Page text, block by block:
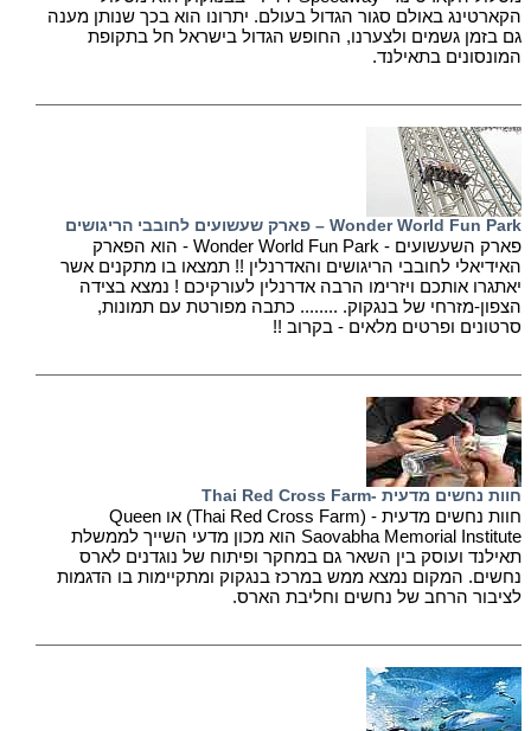
הקארטינג באולם סגור הגדול בעולם. יתרונו הוא בכך שנותן מענה
גם בזמן גשמים ולצערנו, החופש הגדול בישראל חל בתקופת
המונסונים בתאילנד.
Wonder World Fun Park – פארק שעשועים לחובבי הריגושים
פארק השעשועים - Wonder World Fun Park - הוא הפארק
האידיאלי לחובבי הריגושים והאדרנלין !! תמצאו בו מתקנים אשר
יאתגרו אותכם ויזרימו הרבה אדרנלין לעורקיכם ! נמצא בצידה
הצפון-מזרחי של בנגקוק. ........ כתבה מפורטת עם תמונות,
סרטונים ופרטים מלאים - בקרוב !!
חוות נחשים מדעית -Thai Red Cross Farm
חוות נחשים מדעית - (Thai Red Cross Farm) או Queen
Saovabha Memorial Institute הוא מכון מדעי השייך לממשלת
תאילנד ועוסק בין השאר גם במחקר ופיתוח של נוגדנים לארס
נחשים. המקום נמצא ממש במרכז בנגקוק ומתקיימות בו הדגמות
לציבור הרחב של נחשים וחליבת הארס.